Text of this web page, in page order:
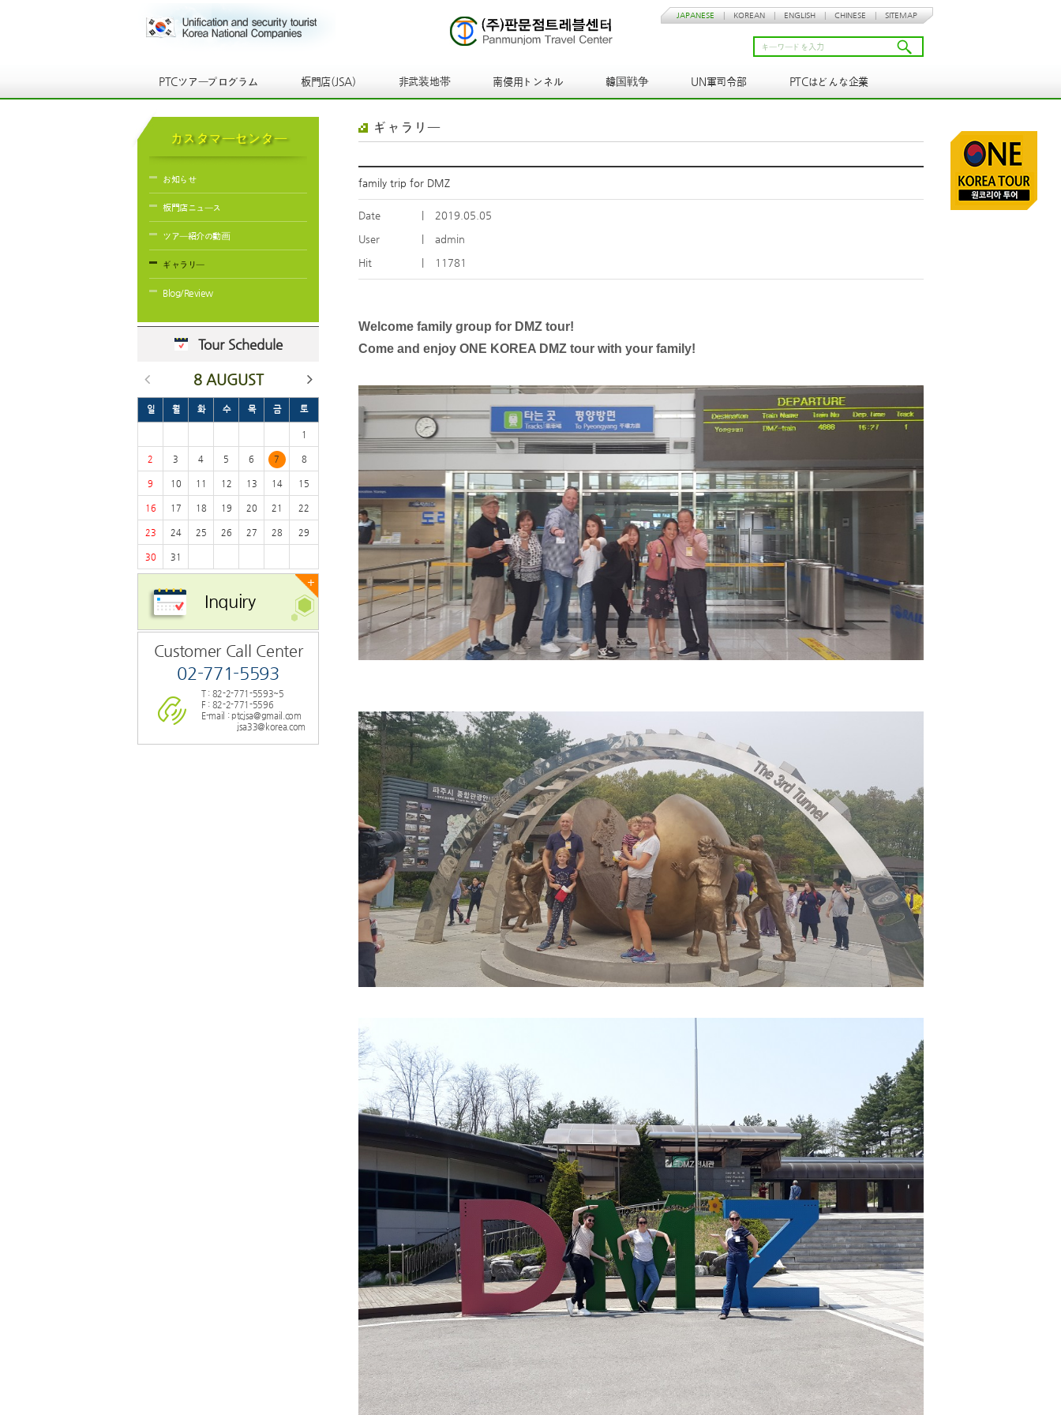
JAPANESE KOREAN ENGLISH CHINESE SITEMAP
PTCツアープログラム 板門店(JSA) 非武装地帯 南侵用トンネル 韓国戦争 UN軍司令部 PTCはどんな企業
カスタマーセンター
お知らせ
板門店ニュース
ツアー紹介の動画
ギャラリー
Blog/Review
Tour Schedule
8 AUGUST
일 월 화 수 목 금 토
1
2 3 4 5 6 7 8
9 10 11 12 13 14 15
16 17 18 19 20 21 22
23 24 25 26 27 28 29
30 31
+
Inquiry
Customer Call Center
02-771-5593
T : 82-2-771-5593~5
F : 82-2-771-5596
E-mail : ptcjsa@gmail.com
jsa33@korea.com
ギャラリー
family trip for DMZ
Date
2019.05.05
User
admin
Hit
11781
Welcome family group for DMZ tour!
Come and enjoy ONE KOREA DMZ tour with your family!